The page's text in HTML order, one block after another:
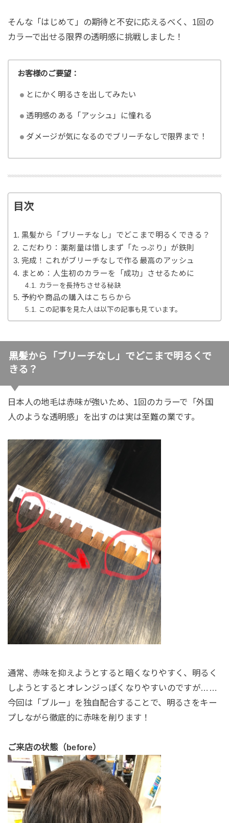
そんな「はじめて」の期待と不安に応えるべく、1回の
カラーで出せる限界の透明感に挑戦しました！
お客様のご要望：
とにかく明るさを出してみたい
透明感のある「アッシュ」に憧れる
ダメージが気になるのでブリーチなしで限界まで！
目次
黒髪から「ブリーチなし」でどこまで明るくできる？
こだわり：薬剤量は惜しまず「たっぷり」が鉄則
完成！これがブリーチなしで作る最高のアッシュ
まとめ：人生初のカラーを「成功」させるために
カラーを長持ちさせる秘訣
予約や商品の購入はこちらから
この記事を見た人は以下の記事も見ています。
黒髪から「ブリーチなし」でどこまで明るくで
きる？
日本人の地毛は赤味が強いため、1回のカラーで「外国
人のような透明感」を出すのは実は至難の業です。
通常、赤味を抑えようとすると暗くなりやすく、明るく
しようとするとオレンジっぽくなりやすいのですが……
今回は「ブルー」を独自配合することで、明るさをキー
プしながら徹底的に赤味を削ります！
ご来店の状態（before）